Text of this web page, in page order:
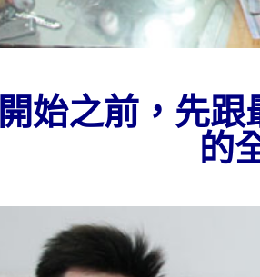
始之前，先
的